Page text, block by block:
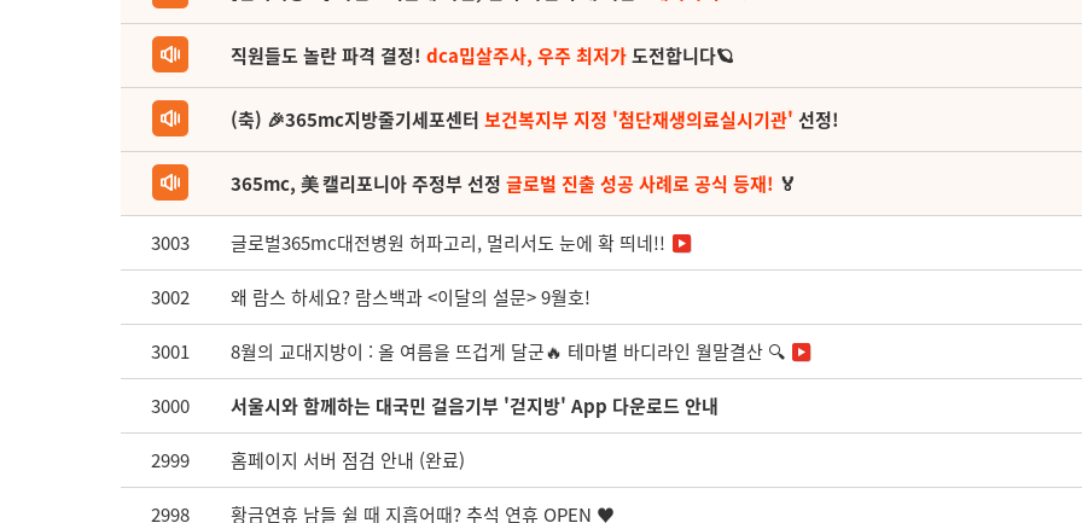
직원들도 놀란 파격 결정! dca밉살주사, 우주 최저가도전합니다🪐
(축) 🎉365mc지방줄기세포센터 보건복지부 지정 '첨단재생의료실시기관' 선정!
365mc, 美 캘리포니아 주정부 선정 글로벌 진출 성공 사례로 공식 등재! 🏅
3003 글로벌365mc대전병원 허파고리, 멀리서도 눈에 확 띄네!!
3002 왜 람스 하세요? 람스백과 <이달의 설문> 9월호!
3001 8월의 교대지방이 : 올 여름을 뜨겁게 달군🔥 테마별 바디라인 월말결산 🔍
3000 서울시와 함께하는 대국민 걸음기부 '걷지방' App 다운로드 안내
2999 홈페이지 서버 점검 안내 (완료)
2998 황금연휴 남들 쉴 때 지흡어때? 추석 연휴 OPEN ♥